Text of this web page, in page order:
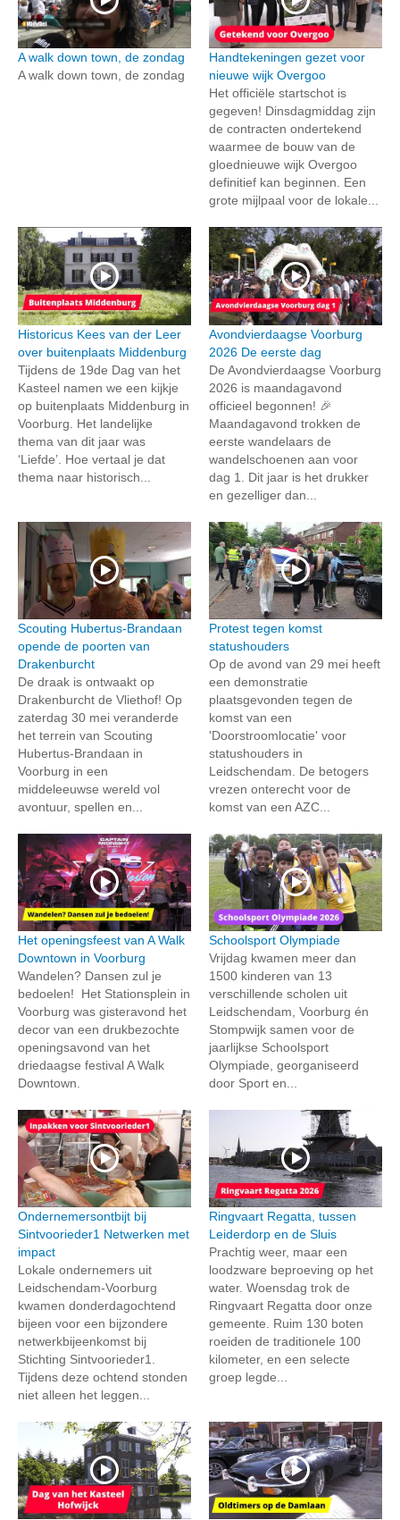
A walk down town, de zondag
A walk down town, de zondag
Handtekeningen gezet voor
nieuwe wijk Overgoo
Het officiële startschot is
gegeven! Dinsdagmiddag zijn
de contracten ondertekend
waarmee de bouw van de
gloednieuwe wijk Overgoo
definitief kan beginnen. Een
grote mijlpaal voor de lokale...
Historicus Kees van der Leer
over buitenplaats Middenburg
Tijdens de 19de Dag van het
Kasteel namen we een kijkje
op buitenplaats Middenburg in
Voorburg. Het landelijke
thema van dit jaar was
‘Liefde’. Hoe vertaal je dat
thema naar historisch...
Avondvierdaagse Voorburg
2026 De eerste dag
De Avondvierdaagse Voorburg
2026 is maandagavond
officieel begonnen! 🎉
Maandagavond trokken de
eerste wandelaars de
wandelschoenen aan voor
dag 1. Dit jaar is het drukker
en gezelliger dan...
Scouting Hubertus-Brandaan
opende de poorten van
Drakenburcht
De draak is ontwaakt op
Drakenburcht de Vliethof! Op
zaterdag 30 mei veranderde
het terrein van Scouting
Hubertus-Brandaan in
Voorburg in een
middeleeuwse wereld vol
avontuur, spellen en...
Protest tegen komst
statushouders
Op de avond van 29 mei heeft
een demonstratie
plaatsgevonden tegen de
komst van een
'Doorstroomlocatie' voor
statushouders in
Leidschendam. De betogers
vrezen onterecht voor de
komst van een AZC...
Het openingsfeest van A Walk
Downtown in Voorburg
Wandelen? Dansen zul je
bedoelen! Het Stationsplein in
Voorburg was gisteravond het
decor van een drukbezochte
openingsavond van het
driedaagse festival A Walk
Downtown.
Schoolsport Olympiade
Vrijdag kwamen meer dan
1500 kinderen van 13
verschillende scholen uit
Leidschendam, Voorburg én
Stompwijk samen voor de
jaarlijkse Schoolsport
Olympiade, georganiseerd
door Sport en...
Ondernemersontbijt bij
Sintvoorieder1 Netwerken met
impact
Lokale ondernemers uit
Leidschendam-Voorburg
kwamen donderdagochtend
bijeen voor een bijzondere
netwerkbijeenkomst bij
Stichting Sintvoorieder1.
Tijdens deze ochtend stonden
niet alleen het leggen...
Ringvaart Regatta, tussen
Leiderdorp en de Sluis
Prachtig weer, maar een
loodzware beproeving op het
water. Woensdag trok de
Ringvaart Regatta door onze
gemeente. Ruim 130 boten
roeiden de traditionele 100
kilometer, en een selecte
groep legde...